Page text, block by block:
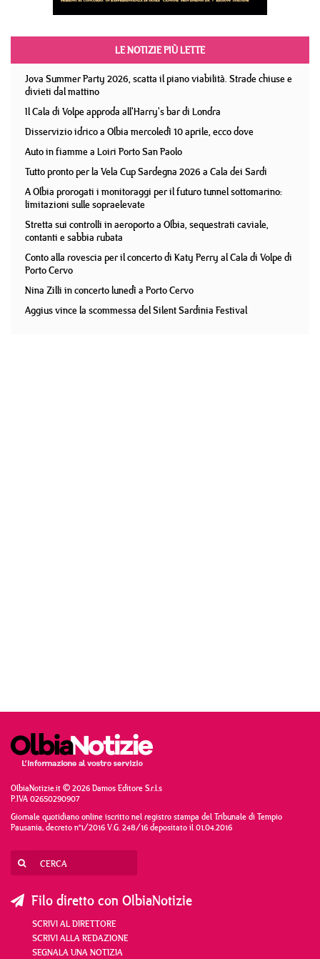
LE NOTIZIE PIÙ LETTE
Jova Summer Party 2026, scatta il piano viabilità. Strade chiuse e
divieti dal mattino
Il Cala di Volpe approda all'Harry's bar di Londra
Disservizio idrico a Olbia mercoledì 10 aprile, ecco dove
Auto in fiamme a Loiri Porto San Paolo
Tutto pronto per la Vela Cup Sardegna 2026 a Cala dei Sardi
A Olbia prorogati i monitoraggi per il futuro tunnel sottomarino:
limitazioni sulle sopraelevate
Stretta sui controlli in aeroporto a Olbia, sequestrati caviale,
contanti e sabbia rubata
Conto alla rovescia per il concerto di Katy Perry al Cala di Volpe di
Porto Cervo
Nina Zilli in concerto lunedì a Porto Cervo
Aggius vince la scommessa del Silent Sardinia Festival
OlbiaNotizie.it © 2026 Damos Editore S.r.l.s
P.IVA 02650290907
Giornale quotidiano online iscritto nel registro stampa del Tribunale di Tempio
Pausania, decreto n°1/2016 V.G. 248/16 depositato il 01.04.2016
Filo diretto con OlbiaNotizie
SCRIVI AL DIRETTORE
SCRIVI ALLA REDAZIONE
SEGNALA UNA NOTIZIA